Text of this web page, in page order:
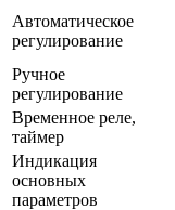
Автоматическое
регулирование
Ручное
регулирование
Временное реле,
таймер
Индикация
основных
параметров